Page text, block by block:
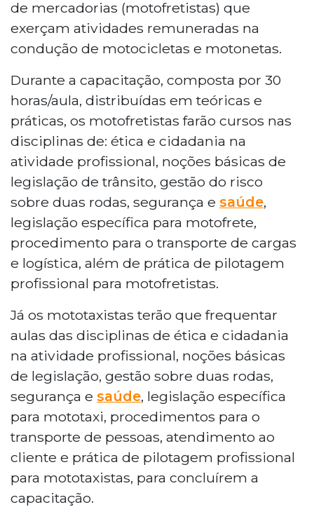
de mercadorias (motofretistas) que
exerçam atividades remuneradas na
condução de motocicletas e motonetas.
Durante a capacitação, composta por 30
horas/aula, distribuídas em teóricas e
práticas, os motofretistas farão cursos nas
disciplinas de: ética e cidadania na
atividade profissional, noções básicas de
legislação de trânsito, gestão do risco
sobre duas rodas, segurança e saúde,
legislação específica para motofrete,
procedimento para o transporte de cargas
e logística, além de prática de pilotagem
profissional para motofretistas.
Já os mototaxistas terão que frequentar
aulas das disciplinas de ética e cidadania
na atividade profissional, noções básicas
de legislação, gestão sobre duas rodas,
segurança e saúde, legislação específica
para mototaxi, procedimentos para o
transporte de pessoas, atendimento ao
cliente e prática de pilotagem profissional
para mototaxistas, para concluírem a
capacitação.